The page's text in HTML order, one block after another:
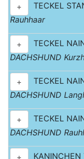
+ TECKEL
Rauhhaar
+ TECKEL
DACHSHUND
+ TECKEL
DACHSHUND
+ TECKEL
DACHSHUND
+
KANINCHEN